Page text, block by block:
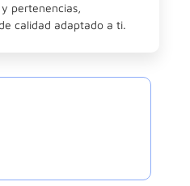
pertenencias,
calidad adaptado a ti.